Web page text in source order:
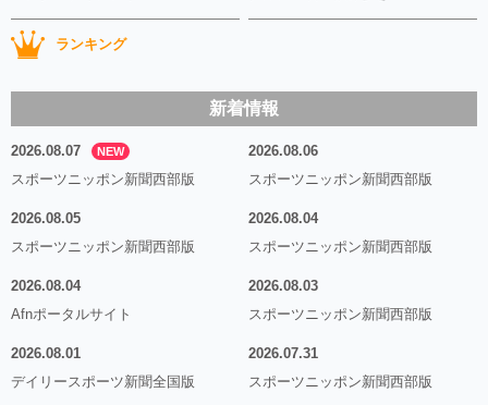
ランキング
新着情報
2026.08.07 NEW
スポーツニッポン新聞西部版
2026.08.06
スポーツニッポン新聞西部版
2026.08.05
スポーツニッポン新聞西部版
2026.08.04
スポーツニッポン新聞西部版
2026.08.04
Afnポータルサイト
2026.08.03
スポーツニッポン新聞西部版
2026.08.01
デイリースポーツ新聞全国版
2026.07.31
スポーツニッポン新聞西部版